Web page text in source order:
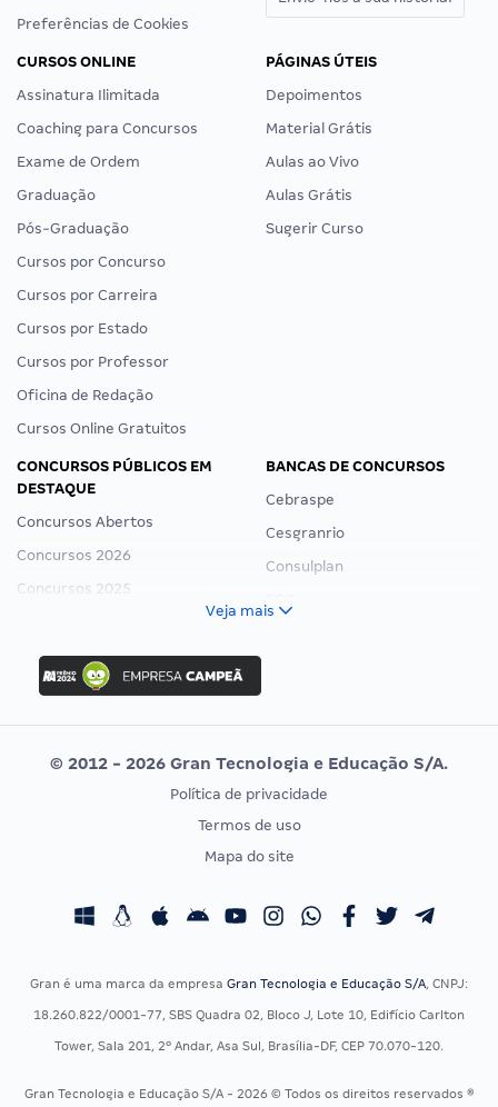
Preferências de Cookies
CURSOS ONLINE
Assinatura Ilimitada
Coaching para Concursos
Exame de Ordem
Graduação
Pós-Graduação
Cursos por Concurso
Cursos por Carreira
Cursos por Estado
Cursos por Professor
Oficina de Redação
Cursos Online Gratuitos
PÁGINAS ÚTEIS
Depoimentos
Material Grátis
Aulas ao Vivo
Aulas Grátis
Sugerir Curso
CONCURSOS PÚBLICOS EM
DESTAQUE
Concursos Abertos
Concursos 2026
Concursos 2025
Concurso Ibama
Concurso MPU
Editais publicados
BANCAS DE CONCURSOS
Cebraspe
Cesgranrio
Consulplan
Vunesp
CONCURSOS POR PROFISSÃO
Concursos Fiscais
Concursos Saúde
EXAME DE ORDEM
Calendário OAB
Veja mais
© 2012 - 2026 Gran Tecnologia e Educação S/A.
Política de privacidade
Termos de uso
Mapa do site
Gran é uma marca da empresa Gran Tecnologia e Educação S/A, CNPJ:
18.260.822/0001-77, SBS Quadra 02, Bloco J, Lote 10, Edifício Carlton
Tower, Sala 201, 2º Andar, Asa Sul, Brasília-DF, CEP 70.070-120.
Gran Tecnologia e Educação S/A - 2026 © Todos os direitos reservados ®